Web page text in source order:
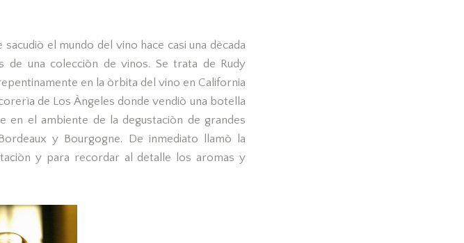
el mundo del vino hace casi una dècada
una colecciòn de vinos. Se trata de Rudy
en la òrbita del vino en California
de Los Àngeles donde vendiò una botella
en el ambiente de la degustaciòn de grandes
y Bourgogne. De inmediato llamò la
y para recordar al detalle los aromas y